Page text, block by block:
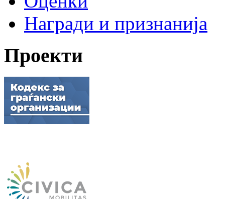
Награди и признанија
Проекти